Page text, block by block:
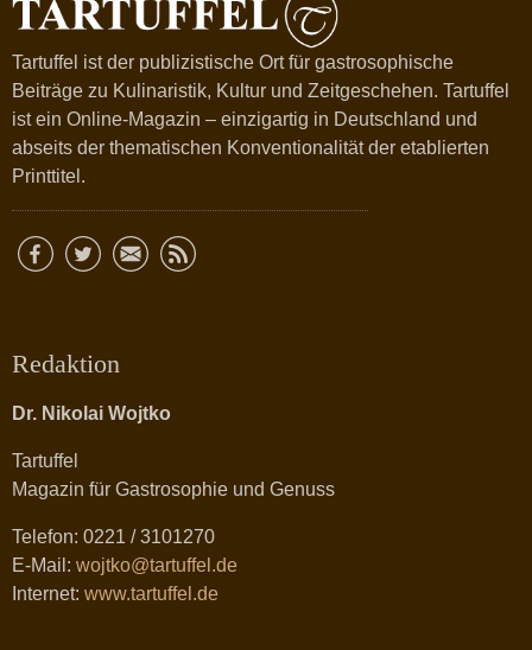
Tartuffel ist der publizistische Ort für gastrosophische
Beiträge zu Kulinaristik, Kultur und Zeitgeschehen. Tartuffel
ist ein Online-Magazin – einzigartig in Deutschland und
abseits der thematischen Konventionalität der etablierten
Printtitel.
Redaktion
Dr. Nikolai Wojtko
Tartuffel
Magazin für Gastrosophie und Genuss
Telefon: 0221 / 3101270
E-Mail: wojtko@tartuffel.de
Internet: www.tartuffel.de